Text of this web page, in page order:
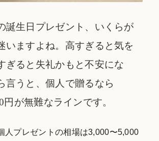
誕生日プレゼント、いくらが
いますよね。高すぎると気を
ぎると失礼かもと不安にな
言うと、個人で贈るなら
円が無難なラインです。
人プレゼントの相場は3,000〜5,000